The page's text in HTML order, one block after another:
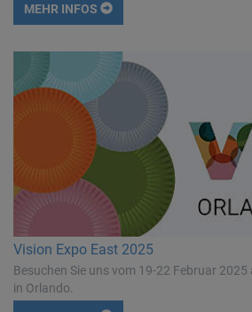
MEHR INFOS
Vision Expo East 2025
Besuchen Sie uns vom 19-22 Februar
in Orlando.